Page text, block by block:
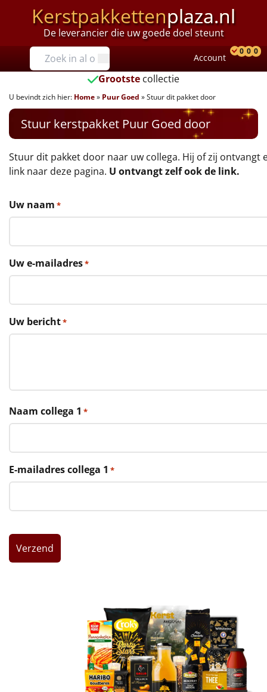
Kerstpakkettenplaza.nl
De leverancier die uw goede doel steunt
Prijzen
Tot €25
€25 tot €35
€35 tot €40
€40 tot €45
€50 tot €55
€55 tot €75
€75 tot €100
€100 en hoger
Alle kerstpakketten 2026
Rituals
Mannen
Leuke
Account
0 0 0
Grootste collectie
U bevindt zich hier: Home» Puur Goed »Stuur dit pakket door
Stuur kerstpakket Puur Goed door
Stuur dit pakket door naar uw collega. Hij of zij ontvangt
link naar deze pagina. U ontvangt zelf ook de link.
Uw naam *
Uw e-mailadres*
Uw bericht*
Naam collega 1 *
E-mailadres collega 1 *